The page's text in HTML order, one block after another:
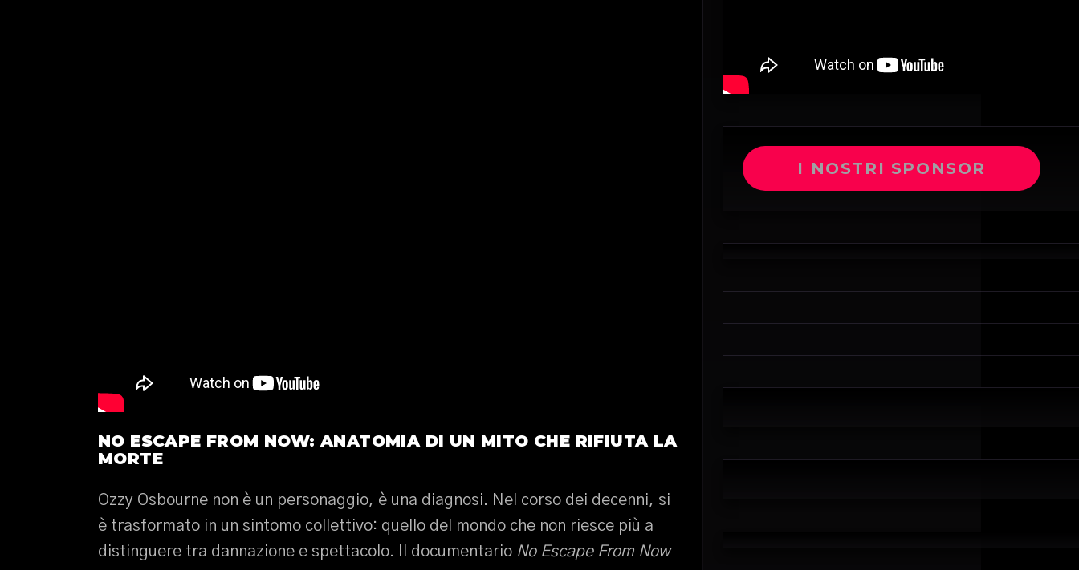
NO ESCAPE FROM NOW: ANATOMIA DI UN MITO CHE RIFIUTA LA
MORTE
Ozzy Osbourne non è un personaggio, è una diagnosi. Nel corso dei decenni, si
è trasformato in un sintomo collettivo: quello del mondo che non riesce più a
distinguere tra dannazione e spettacolo. Il documentario No Escape From Now
I NOSTRI SPONSOR